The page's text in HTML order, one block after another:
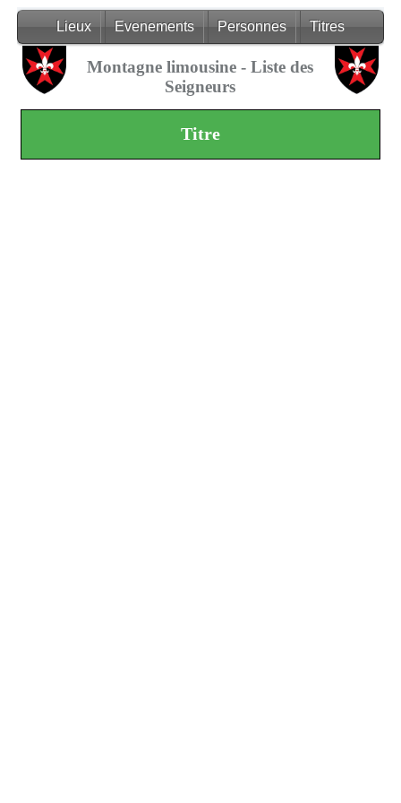
Lieux Evenements Personnes Titres
Montagne limousine - Liste des
Seigneurs
Titre